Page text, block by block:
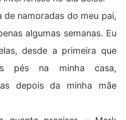
de namoradas do meu pai,
algumas semanas. Eu
desde a primeira que
pés na minha casa,
depois da minha mãe